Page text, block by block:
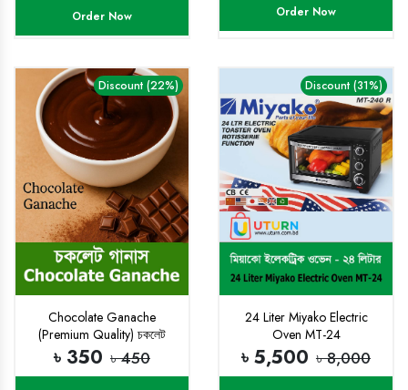
Order Now Order Now
Discount (22%)
Chocolate Ganache
(Premium Quality) চকলেট
গ্যানাশ – প্রিমিয়াম ডেজার্টের গোপন
রহস্য
৳ 350 ৳ 450
Discount (31%)
24 Liter Miyako Electric
Oven MT-24
৳ 5,500 ৳ 8,000